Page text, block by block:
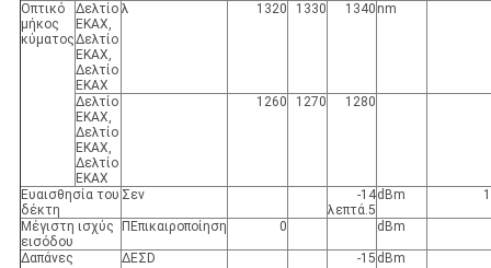
Οπτικό
μήκος
κύματος
Δελτίο
ΕΚΑΧ,
Δελτίο
ΕΚΑΧ,
Δελτίο
ΕΚΑΧ
λ 1320 1330 1340 nm
Δελτίο
ΕΚΑΧ,
Δελτίο
ΕΚΑΧ,
Δελτίο
ΕΚΑΧ
1260 1270 1280
Ευαισθησία του
δέκτη
Σεν
-14
λεπτά.5
dBm 1
Μέγιστη ισχύς
εισόδου
Π Επικαιροποίηση 0 dBm
Δαπάνες ΔΕΣ D -15 dBm